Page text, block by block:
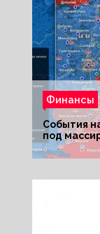
Финансы
События
под
Киеву